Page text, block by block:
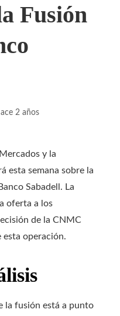
Fusión
2 años
y la
esta semana sobre la
Sabadell. La
oferta a los
de la CNMC
esta operación.
la fusión está a punto